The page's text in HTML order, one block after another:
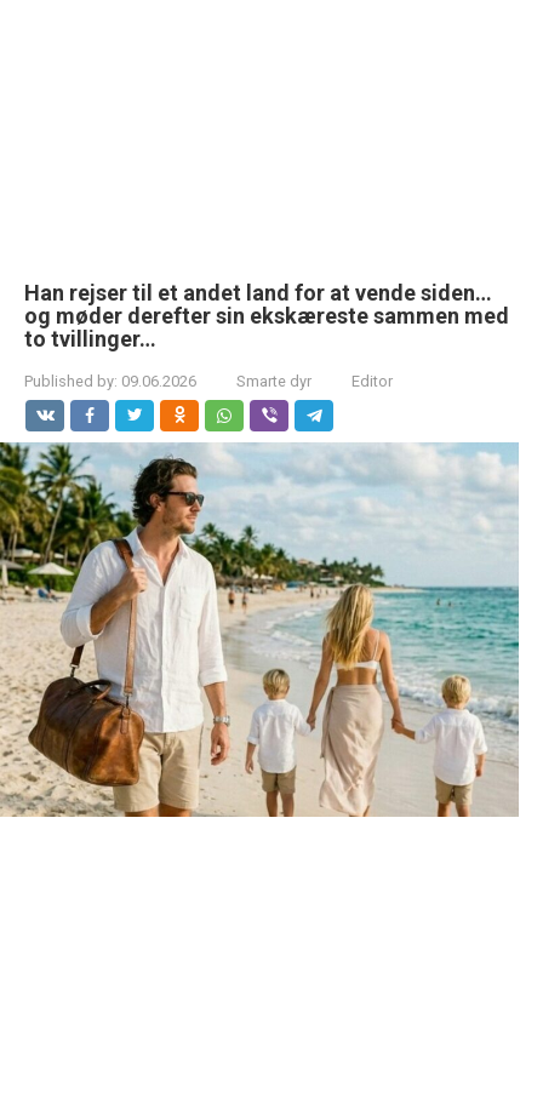
Han rejser til et andet land for at vende siden…
og møder derefter sin ekskæreste sammen med
to tvillinger…
Published by: 09.06.2026 Smarte dyr Editor